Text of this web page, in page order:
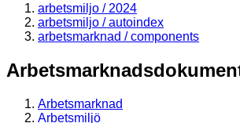
arbetsmiljo / 2024
arbetsmiljo / autoindex
arbetsmarknad / components
Arbetsmarknad
Arbetsmiljö